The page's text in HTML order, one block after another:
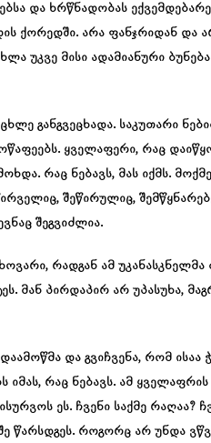
და ხრწნადობას
ქორედში. არა ფანჯრიდან და
უკვე მისი ადამიანური ბუნება
განგვეცხადა. საკუთარი
ყველაფერი, რაც
რაც ნებავს, მას იქმს.
შეწირულიც,
შეგვიძლია.
რადგან ამ
მან პირდაპირ არ უპასუხა,
და გვიჩვენა, რომ ისაა
იმას, რაც ნებავს. ამ
ეს. ჩვენი საქმე
წარსდგეს. როგორც არ უნდა